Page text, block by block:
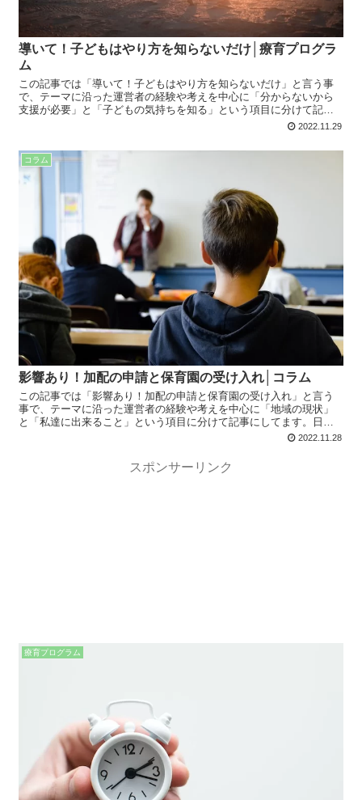
導いて！子どもはやり方を知らないだけ│療育プログラ
ム
この記事では「導いて！子どもはやり方を知らないだけ」と言う事
で、テーマに沿った運営者の経験や考えを中心に「分からないから
支援が必要」と「子どもの気持ちを知る」という項目に分けて記事
にまとめています。リンクの過去記事も併せて是非最後までお読み
2022.11.29
コラム
影響あり！加配の申請と保育園の受け入れ│コラム
この記事では「影響あり！加配の申請と保育園の受け入れ」と言う
事で、テーマに沿った運営者の経験や考えを中心に「地域の現状」
と「私達に出来ること」という項目に分けて記事にしてます。日常
生活や療育で役に立つ内容となってますので、是非最後までお読み
2022.11.28
スポンサーリンク
療育プログラム